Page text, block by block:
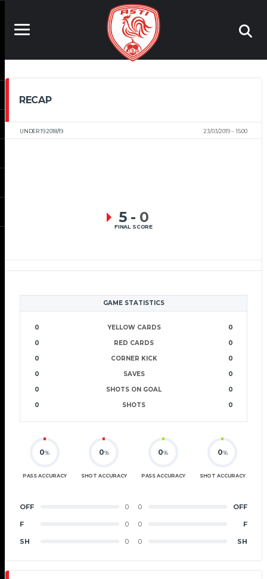
RECAP
UNDER 19 2018/19 23/03/2019 15:00
5 - 0
FINAL SCORE
GAME STATISTICS
0 YELLOW CARDS
0
0
RED CARDS
0
0
CORNER KICK
0
0
SAVES
0
0
SHOTS ON GOAL
0
0
SHOTS 0
0%
PASS ACCURACY
0%
SHOT ACCURACY
OFF 0
F 0
SH 0
0%
PASS ACCURACY
0%
SHOT ACCURACY
0 OFF
0 F
0 SH